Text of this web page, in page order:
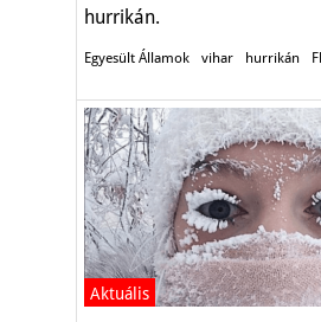
hurrikán.
Egyesült Államok vihar hurrikán
Aktuális